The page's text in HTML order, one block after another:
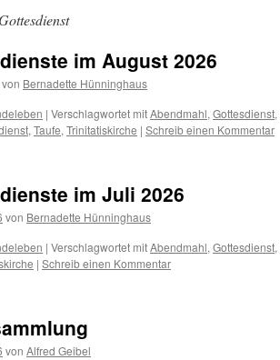
im August 2026
von Bernadette Hünninghaus
| Verschlagwortet mitAbendmahl, Gottesdienst,
, Taufe, Trinitatiskirche | Schreib einen Kommentar
im Juli 2026
von Bernadette Hünninghaus
| Verschlagwortet mitAbendmahl, Gottesdienst,
| Schreib einen Kommentar
von Alfred Geibel